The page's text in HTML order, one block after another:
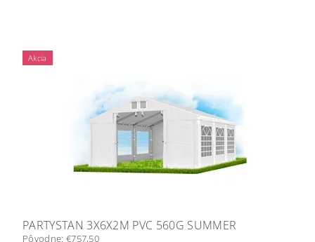
Akcia
PARTYSTAN 3X6X2M PVC 560G SUMMER
Pôvodne: €757,50